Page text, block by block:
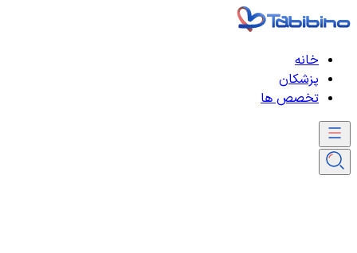
خانه
پزشکان
تخصص ها